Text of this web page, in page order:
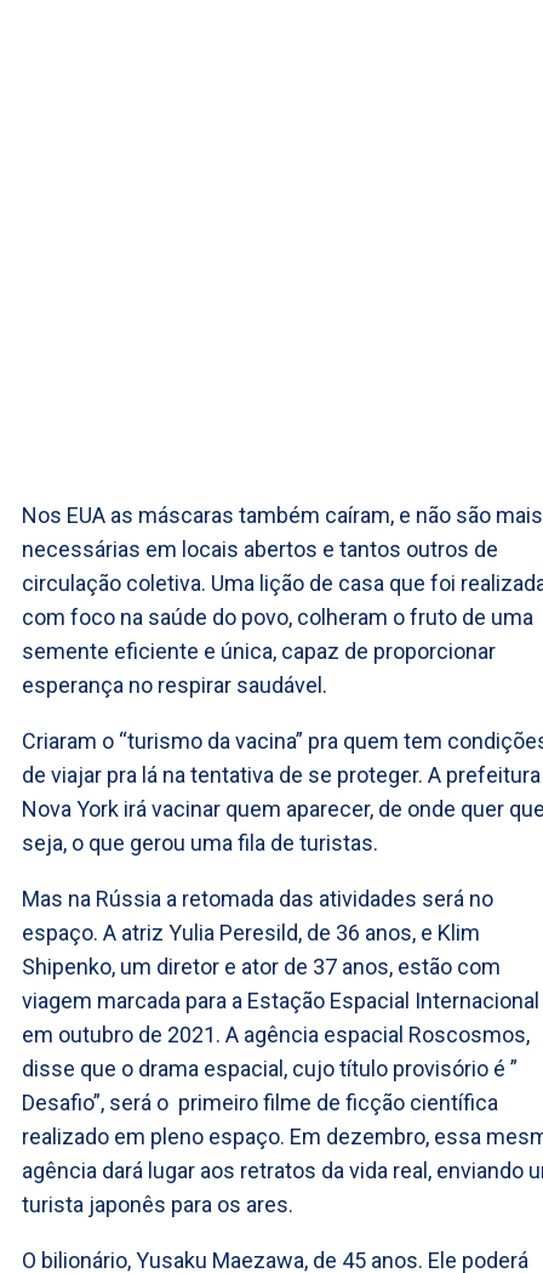
Nos EUA as máscaras também caíram, e não são mais
necessárias em locais abertos e tantos outros de
circulação coletiva. Uma lição de casa que foi
com foco na saúde do povo, colheram o fruto de uma
semente eficiente e única, capaz de proporcionar
esperança no respirar saudável.
Criaram o “turismo da vacina” pra quem tem
de viajar pra lá na tentativa de se proteger. A
Nova York irá vacinar quem aparecer, de onde quer
seja, o que gerou uma fila de turistas.
Mas na Rússia a retomada das atividades será no
espaço. A atriz Yulia Peresild, de 36 anos, e Klim
Shipenko, um diretor e ator de 37 anos, estão com
viagem marcada para a Estação Espacial Internacional
em outubro de 2021. A agência espacial Roscosmos,
disse que o drama espacial, cujo título provisório é ”
Desafio”, será o primeiro filme de ficção científica
realizado em pleno espaço. Em dezembro, essa
agência dará lugar aos retratos da vida real, enviando
turista japonês para os ares.
O bilionário, Yusaku Maezawa, de 45 anos. Ele poderá